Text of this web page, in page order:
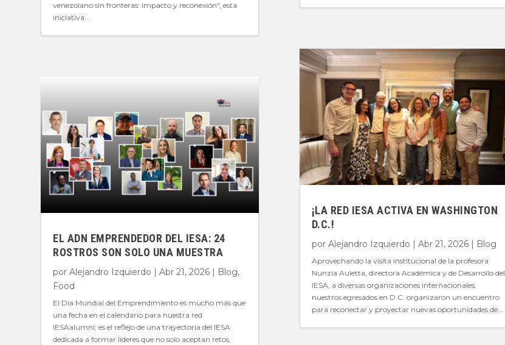
venezolano sin fronteras: Impacto y reconexión", esta
iniciativa...
EL ADN EMPRENDEDOR DEL IESA: 24
ROSTROS SON SOLO UNA MUESTRA
porAlejandro Izquierdo |Abr 21, 2026 | Blog,
Food
El Día Mundial del Emprendimiento es mucho más que
una fecha en el calendario para nuestra red
IESAalumni; es el reflejo de una trayectoria del IESA
dedicada a formar líderes que no solo aceptan retos,
¡LA RED IESA ACTIVA EN WASHINGTON
D.C.!
por Alejandro Izquierdo | Abr 21, 2026| Blog
Aprovechando la visita institucional de la profesora
Nunzia Auletta, directora Académica y de Desarrollo del
IESA, a diversas organizaciones internacionales,
nuestros egresados en D.C. organizaron un encuentro
para reconectar y proyectar nuevas oportunidades de...